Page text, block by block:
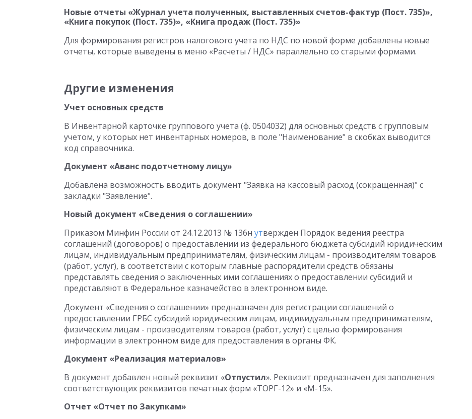
Новые отчеты «Журнал учета полученных, выставленных счетов-фактур (Пост. 735)»,
«Книга покупок (Пост. 735)», «Книга продаж (Пост. 735)»
Для формирования регистров налогового учета по НДС по новой форме добавлены новые
отчеты, которые выведены в меню «Расчеты / НДС» параллельно со старыми формами.
Другие изменения
Учет основных средств
В Инвентарной карточке группового учета (ф. 0504032) для основных средств с групповым
учетом, у которых нет инвентарных номеров, в поле "Наименование" в скобках выводится
код справочника.
Документ «Аванс подотчетному лицу»
Добавлена возможность вводить документ "Заявка на кассовый расход (сокращенная)" с
закладки "Заявление".
Новый документ «Сведения о соглашении»
Приказом Минфин России от 24.12.2013 № 136н утвержден Порядок ведения реестра
соглашений (договоров) о предоставлении из федерального бюджета субсидий юридическим
лицам, индивидуальным предпринимателям, физическим лицам - производителям товаров
(работ, услуг), в соответствии с которым главные распорядители средств обязаны
представлять сведения о заключенных ими соглашениях о предоставлении субсидий и
представляют в Федеральное казначейство в электронном виде.
Документ «Сведения о соглашении» предназначен для регистрации соглашений о
предоставлении ГРБС субсидий юридическим лицам, индивидуальным предпринимателям,
физическим лицам - производителям товаров (работ, услуг) с целью формирования
информации в электронном виде для предоставления в органы ФК.
Документ «Реализация материалов»
В документ добавлен новый реквизит «Отпустил». Реквизит предназначен для заполнения
соответствующих реквизитов печатных форм «ТОРГ-12» и «М-15».
Отчет «Отчет по Закупкам»